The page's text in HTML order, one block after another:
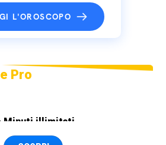
L'OROSCOPO
Pro
Minuti illimitati